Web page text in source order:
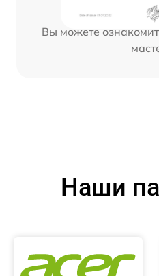
Вы можете
Наши